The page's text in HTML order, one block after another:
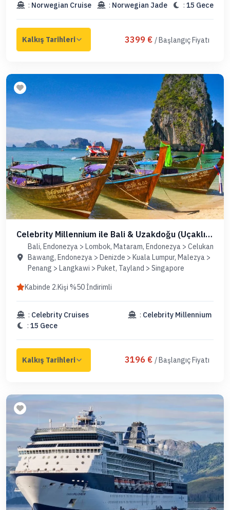
: Norwegian Cruise : Norwegian Jade : 15 Gece
3399 € / Başlangıç Fiyatı
Celebrity Millennium ile Bali & Uzakdoğu (Uçaklı
Paket)
Bali, Endonezya > Lombok, Mataram, Endonezya > Celukan
Bawang, Endonezya > Denizde > Kuala Lumpur, Malezya >
Penang > Langkawi > Puket, Tayland > Singapore
Kabinde 2.Kişi %50 İndirimli
: Celebrity Cruises : Celebrity Millennium
: 15 Gece
3196 € / Başlangıç Fiyatı